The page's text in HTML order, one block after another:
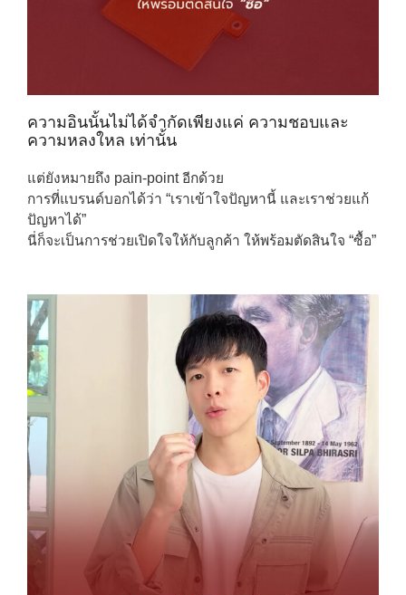
ความอินนั้นไม่ได้จำกัดเพียงแค่ ความชอบและ
ความหลงใหล เท่านั้น
แต่ยังหมายถึง pain-point อีกด้วย
การที่แบรนด์บอกได้ว่า “เราเข้าใจปัญหานี้ และเราช่วยแก้
ปัญหาได้”
นี่ก็จะเป็นการช่วยเปิดใจให้กับลูกค้า ให้พร้อมตัดสินใจ “ซื้อ”